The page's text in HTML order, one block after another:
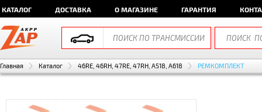
КАТАЛОГ ДОСТАВКА О МАГАЗИНЕ ГАРАНТИЯ
Главная Каталог 46RE, 46RH, 47RE, 47RH, A518, A618 РЕМКОМПЛЕКТ